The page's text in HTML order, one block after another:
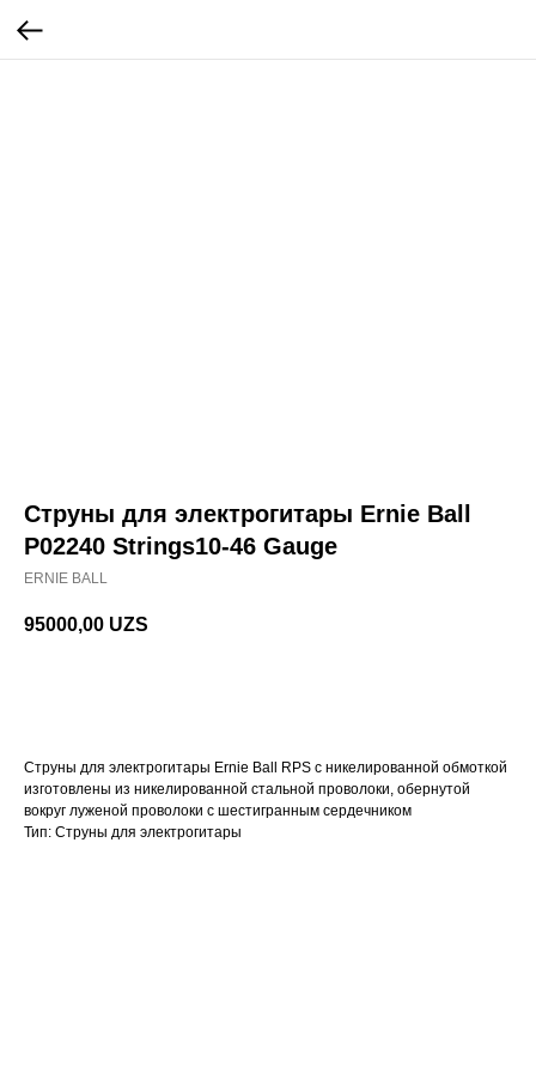
Струны для электрогитары Ernie Ball
P02240 Strings10-46 Gauge
ERNIE BALL
95000,00 UZS
Струны для электрогитары Ernie Ball RPS с никелированной обмоткой
изготовлены из никелированной стальной проволоки, обернутой
вокруг луженой проволоки с шестигранным сердечником
Тип: Струны для электрогитары